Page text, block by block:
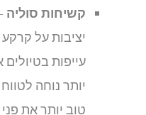
קשיחות סוליה–
יציבות על קרקע
עייפות בטיולים
יותר נוחה
טוב יותר את פני